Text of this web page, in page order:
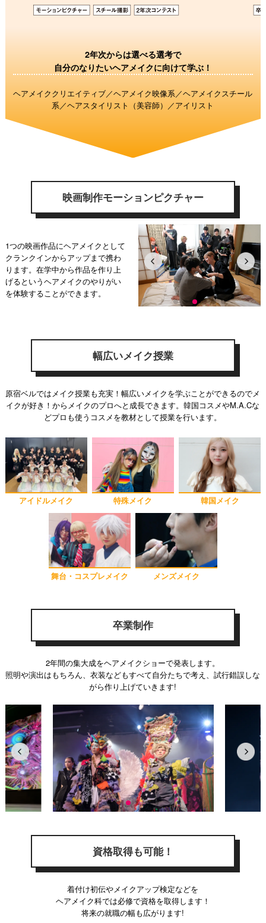
2年次からは選べる選考で
自分のなりたいヘアメイクに向けて学ぶ！
ヘアメイククリエイティブ／ヘアメイク映像系／ヘアメイクスチール
系／ヘアスタイリスト（美容師）／アイリスト
映画制作モーションピクチャー
1つの映画作品にヘアメイクとして
クランクインからアップまで携わ
ります。在学中から作品を作り上
げるというヘアメイクのやりがい
を体験することができます。
幅広いメイク授業
原宿ベルではメイク授業も充実！幅広いメイクを学ぶことができるのでメ
イクが好き！からメイクのプロへと成長できます。韓国コスメやM.A.Cな
どプロも使うコスメを教材として授業を行います。
アイドルメイク 特殊メイク 韓国メイク
舞台・コスプレメイク メンズメイク
卒業制作
2年間の集大成をヘアメイクショーで発表します。
照明や演出はもちろん、衣装などもすべて自分たちで考え、試行錯誤しな
がら作り上げていきます!
資格取得も可能！
着付け初伝やメイクアップ検定などを
ヘアメイク科では必修で資格を取得します！
将来の就職の幅も広がります!